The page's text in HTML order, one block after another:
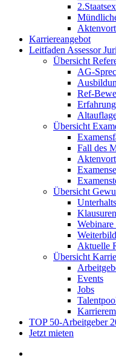
Karriereangebot
Leitfaden Assessor
Übersicht
AG-
Ref-
Übersicht
Fall des
Übersicht
Aktuelle
Übersicht
Events
Jobs
TOP 50-Arbeitgeber
Jetzt mieten